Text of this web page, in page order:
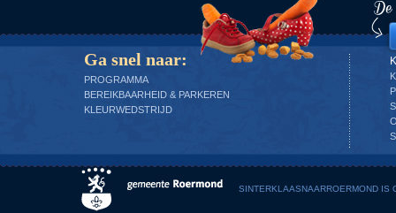
Ga snel naar:
PROGRAMMA
BEREIKBAARHEID & PARKEREN
KLEURWEDSTRIJD
SINTERKLAASNAARROERMOND IS